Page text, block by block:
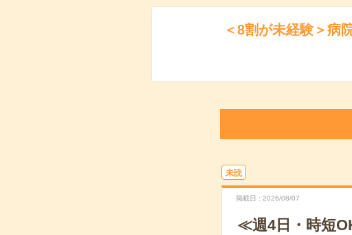
＜8割が未経験＞病
未読
掲載日 2026/08/07
≪週4日・時短